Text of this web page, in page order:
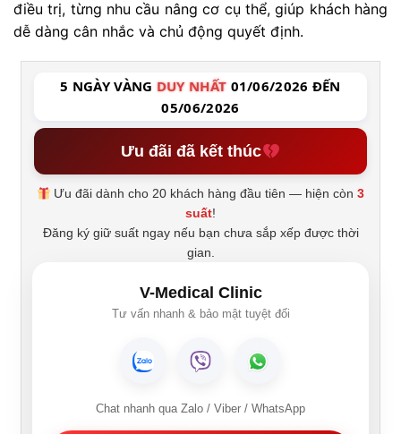
điều trị, từng nhu cầu nâng cơ cụ thể, giúp khách hàng
dễ dàng cân nhắc và chủ động quyết định.
5 NGÀY VÀNG DUY NHẤT 01/06/2026 ĐẾN
05/06/2026
Ưu đãi đã kết thúc
Ưu đãi dành cho 20 khách hàng đầu tiên — hiện còn3
suất!
Đăng ký giữ suất ngay nếu bạn chưa sắp xếp được thời
gian.
V-Medical Clinic
Tư vấn nhanh & bảo mật tuyệt đối
Chat nhanh qua Zalo / Viber / WhatsApp